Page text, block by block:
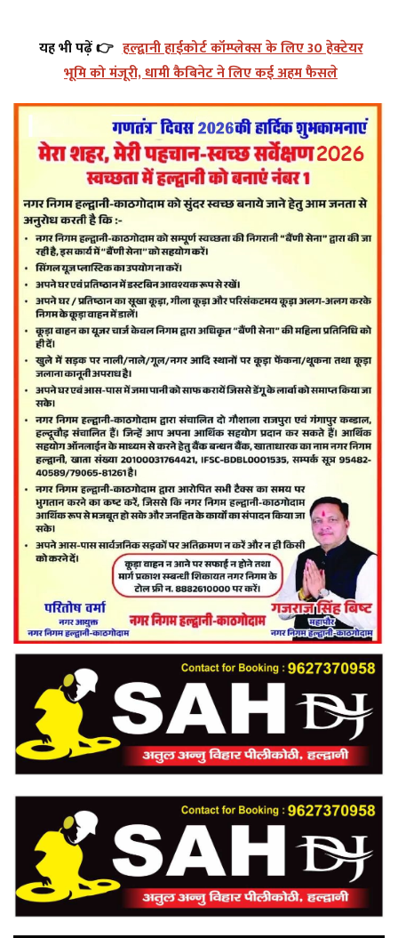
यह भी पढ़ें 👉 हल्द्वानी हाईकोर्ट कॉम्प्लेक्स के लिए 30 हेक्टेयर
भूमि को मंजूरी, धामी कैबिनेट ने लिए कई अहम फैसले